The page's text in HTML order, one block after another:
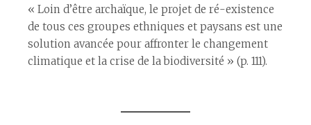
« Loin d’être archaïque, le projet de ré-existence
de tous ces groupes ethniques et paysans est une
solution avancée pour affronter le changement
climatique et la crise de la biodiversité » (p. 111).